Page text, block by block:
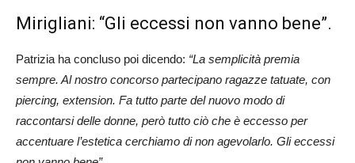
Mirigliani: “Gli eccessi non vanno bene”.
Patrizia ha concluso poi dicendo: “La semplicità premia
sempre. Al nostro concorso partecipano ragazze tatuate, con
piercing, extension. Fa tutto parte del nuovo modo di
raccontarsi delle donne, però tutto ciò che è eccesso per
accentuare l’estetica cerchiamo di non agevolarlo. Gli eccessi